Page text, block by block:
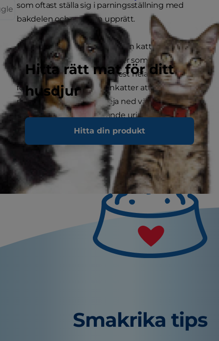
Hitta rätt mat för ditt
husdjur
Hitta din produkt
som oftast ställa sig i parningsställning med
bakdelen och svansen upprätt.
Det största problemet med en katt som löper är,
för ägarens del, de ljud. Katter som löper ylar och
gnäller högt och ljudligt mest hela tiden i sina
försök att locka till sig hankatter att para sig
med. Dom kan även spreja ned väggar och
möbler med starkt luktande urin i försök att visa
att dom är "tillgängliga" för hanar.
Smakrika tips